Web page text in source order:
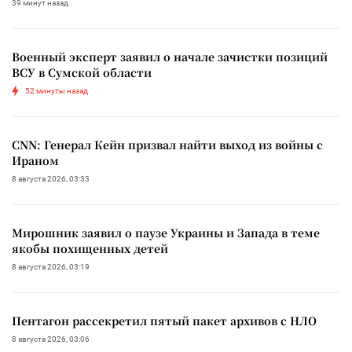
39 минут назад
Военный эксперт заявил о начале зачистки позиций
ВСУ в Сумской области
52 минуты назад
CNN: Генерал Кейн призвал найти выход из войны с
Ираном
8 августа 2026, 03:33
Мирошник заявил о паузе Украины и Запада в теме
якобы похищенных детей
8 августа 2026, 03:19
Пентагон рассекретил пятый пакет архивов с НЛО
8 августа 2026, 03:06